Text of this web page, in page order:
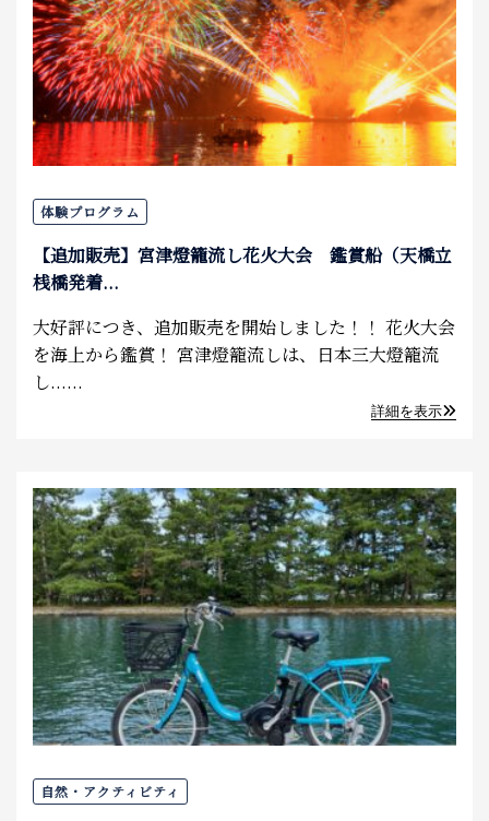
体験プログラム
【追加販売】宮津燈籠流し花火大会 鑑賞船（天橋立
桟橋発着...
大好評につき、追加販売を開始しました！！ 花火大会
を海上から鑑賞！ 宮津燈籠流しは、日本三大燈籠流
し......
詳細を表示
自然・アクティビティ